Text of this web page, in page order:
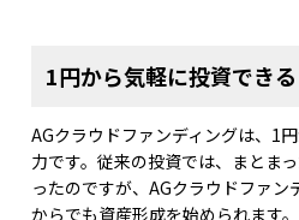
1円から気軽に投資できる
AGクラウドファンディングは、1
力です。従来の投資では、まとま
ったのですが、AGクラウドファン
からでも資産形成を始められます。